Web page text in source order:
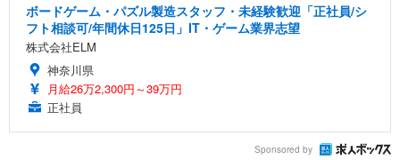
ボードゲーム・パズル製造スタッフ・未経験歓迎「正社員/シ
フト相談可/年間休日125日」IT・ゲーム業界志望
株式会社ELM
神奈川県
月給26万2,300円～39万円
正社員
Sponsored by